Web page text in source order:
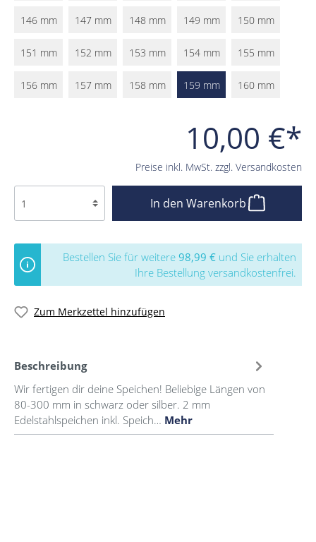
10,00 €*
Preise inkl. MwSt. zzgl. Versandkosten
146 mm 147 mm 148 mm 149 mm 150 mm
151 mm 152 mm 153 mm 154 mm 155 mm
156 mm 157 mm 158 mm 159 mm 160 mm
In den Warenkorb
Bestellen Sie für weitere 98,99 € und Sie erhalten
Ihre Bestellung versandkostenfrei.
Zum Merkzettel hinzufügen
Beschreibung
Wir fertigen dir deine Speichen! Beliebige Längen von
80-300 mm in schwarz oder silber. 2 mm
Edelstahlspeichen inkl. Speich… Mehr